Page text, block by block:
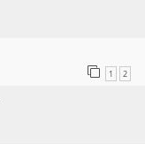
1 2